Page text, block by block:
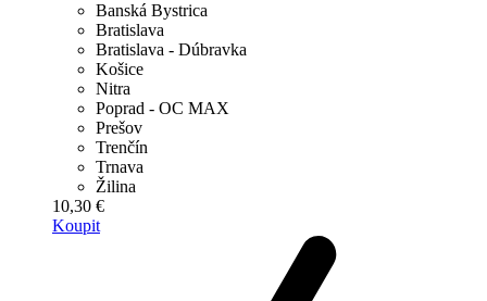
Banská Bystrica
Bratislava
Bratislava - Dúbravka
Košice
Nitra
Poprad - OC MAX
Prešov
Trenčín
Trnava
Žilina
10,30 €
Koupit